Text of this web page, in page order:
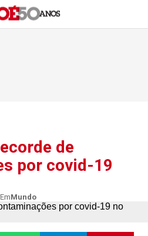
de
por covid-19
EmMundo